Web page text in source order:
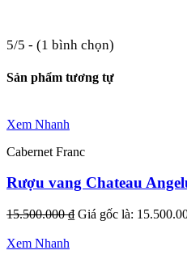
5/5 - (1 bình chọn)
Sản phẩm tương tự
Xem Nhanh
Cabernet Franc
Rượu vang Chateau
15.500.000₫ Giá gốc là:
Xem Nhanh